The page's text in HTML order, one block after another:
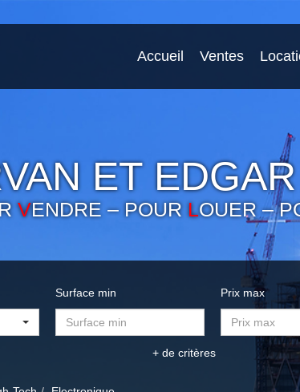
Accueil Ventes
ET
VENDRE – POUR LOUER –
Surface min Prix max
+ de critères